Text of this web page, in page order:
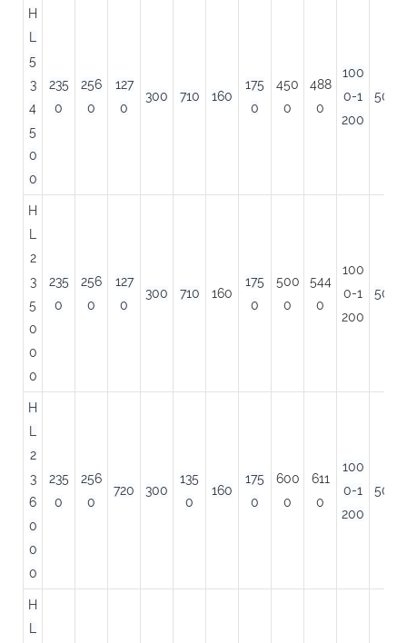
H
5
3
4
5
0
0
235
0
256
0
127
0
300 710 160
175
0
450
0
488
0
100
0-1
200
500
H
2
3
5
0
0
0
235
0
256
0
127
0
300 710 160
175
0
500
0
544
0
100
0-1
200
500
H
2
3
6
0
0
0
235
0
256
0
720 300
135
0
160
175
0
600
0
611
0
100
0-1
200
500
H